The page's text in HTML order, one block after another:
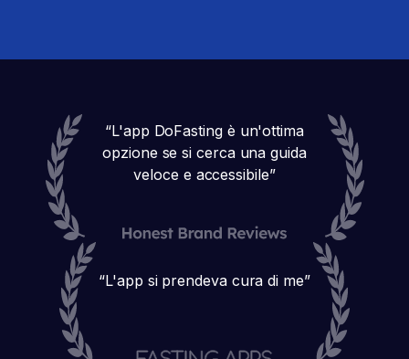
“L'app DoFasting è un'ottima
opzione se si cerca una guida
veloce e accessibile”
“L'app si prendeva cura di me”